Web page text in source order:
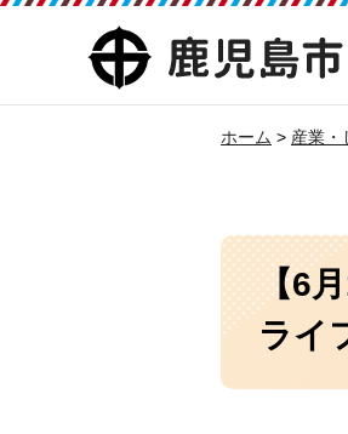
鹿児島市
ホーム > 産業・
【6
ライ